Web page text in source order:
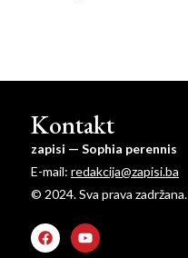
Kontakt
zapisi — Sophia perennis
E-mail: redakcija@zapisi.ba
© 2024. Sva prava zadržana.